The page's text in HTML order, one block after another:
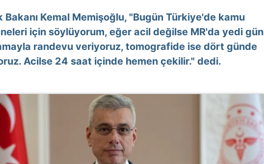
Bakanı Kemal Memişoğlu, "Bugün Türkiye'de kamu
için söylüyorum, eğer acil değilse MR'da yedi gün
randevu veriyoruz, tomografide ise dört günde
Acilse 24 saat içinde hemen çekilir." dedi.